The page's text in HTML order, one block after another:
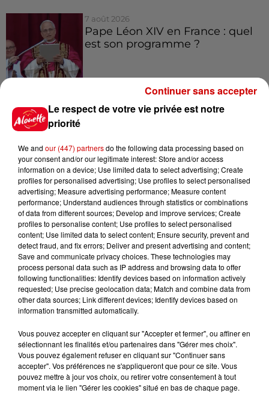
7 août 2026
Pape Léon XIV en France : quel
est son programme ?
Limoges : un bébé d'un mois
7 août 2026
Éclipse solaire : découvrez les
meilleurs spots d'observation
du...
7 août 2026
À LA UNE : professeur
condamné, repreneurs pour
Duralex et la...
Jeux Voir plus
Le respect de votre vie privée est notre
priorité
We and our (447) partnersdo the following data processing based on
your consent and/or our legitimate interest: Store and/or access
information on a device; Use limited data to select advertising; Create
profiles for personalised advertising; Use profiles to select personalised
advertising; Measure advertising performance; Measure content
performance; Understand audiences through statistics or combinations
of data from different sources; Develop and improve services; Create
profiles to personalise content; Use profiles to select personalised
content; Use limited data to select content; Ensure security, prevent and
detect fraud, and fix errors; Deliver and present advertising and content;
Save and communicate privacy choices. These technologies may
process personal data such as IP address and browsing data to offer
following functionalities: Identify devices based on information actively
requested; Use precise geolocation data; Match and combine data from
other data sources; Link different devices; Identify devices based on
information transmitted automatically.
Vous pouvez accepter en cliquant sur "Accepter et fermer", ou affiner en
sélectionnant les finalités et/ou partenaires dans "Gérer mes choix".
Vous pouvez également refuser en cliquant sur "Continuer sans
accepter". Vos préférences ne s'appliqueront que pour ce site. Vous
pouvez mettre à jour vos choix, ou retirer votre consentement à tout
moment via le lien "Gérer les cookies" situé en bas de chaque page.
Continuer sans accepter